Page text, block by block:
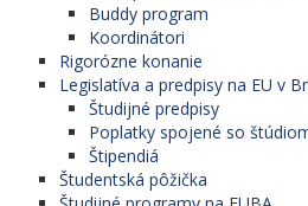
Buddy program
Koordinátori
Rigorózne konanie
Legislatíva a predpisy na EU v
Študijné predpisy
Poplatky spojené so
Štipendiá
Študentská pôžička